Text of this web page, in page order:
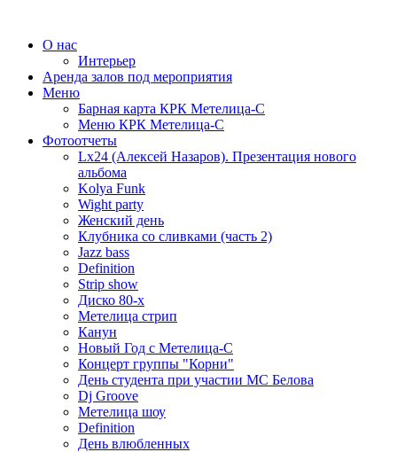
О нас
Интерьер
Аренда залов под мероприятия
Меню
Барная карта КРК Метелица-С
Меню КРК Метелица-С
Фотоотчеты
Lx24 (Алексей Назаров). Презентация нового
альбома
Kolya Funk
Wight party
Женский день
Клубника со сливками (часть 2)
Jazz bass
Definition
Strip show
Диско 80-х
Метелица стрип
Канун
Новый Год с Метелица-С
Концерт группы "Корни"
День студента при участии МС Белова
Dj Groove
Метелица шоу
Definition
День влюбленных